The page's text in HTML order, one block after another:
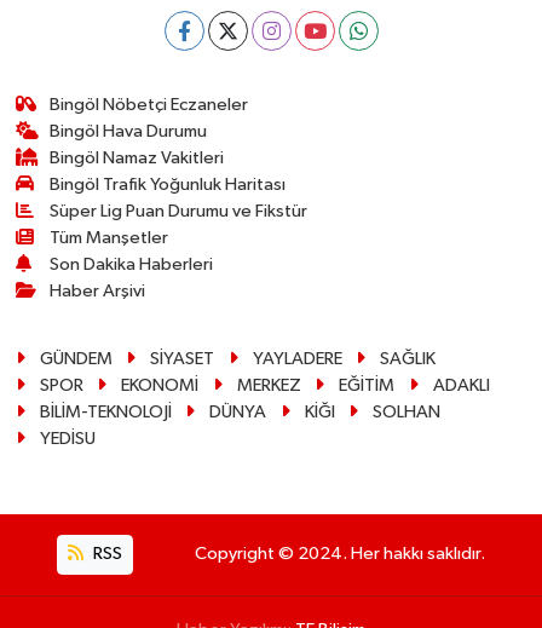
Bingöl Nöbetçi Eczaneler
Bingöl Hava Durumu
Bingöl Namaz Vakitleri
Bingöl Trafik Yoğunluk Haritası
Süper Lig Puan Durumu ve Fikstür
Tüm Manşetler
Son Dakika Haberleri
Haber Arşivi
GÜNDEM SİYASET YAYLADERE
SAĞLIK
SPOR
EKONOMİ MERKEZ EĞİTİM
ADAKLI
BİLİM-TEKNOLOJİ
DÜNYA KİĞI
SOLHAN
YEDİSU
RSS Copyright © 2024. Her hakkı saklıdır.